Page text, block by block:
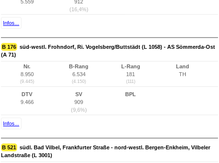
5.559
912
(16,4%)
Infos...
B 176 süd-westl. Frohndorf, Ri. Vogelsberg/Buttstädt (L 1058) - AS Sömmerda-Ost
(A 71)
Nr.
8.950
(9.445)
B-Rang
6.534
(4.150)
L-Rang
181
(111)
Land
TH
DTV
9.466
SV
909
(9,6%)
BPL
Infos...
B 521 südl. Bad Vilbel, Frankfurter Straße - nord-westl. Bergen-Enkheim, Vilbeler
Landstraße (L 3001)